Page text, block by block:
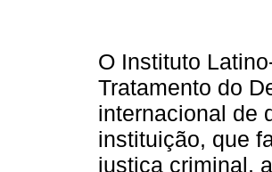
O Instituto
Tratamento do
internacional de
instituição, que
justiça criminal,